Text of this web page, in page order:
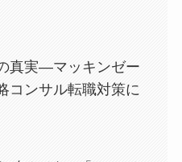
真実―マッキンゼー
コンサル転職対策に